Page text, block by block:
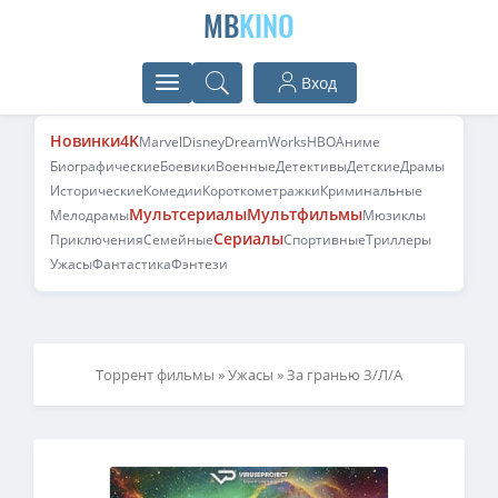
MBKINO
Вход
Новинки4KMarvelDisneyDreamWorksHBOАниме
БиографическиеБоевикиВоенныеДетективыДетскиеДрамы
ИсторическиеКомедииКороткометражкиКриминальные
МелодрамыМультсериалыМультфильмыМюзиклы
ПриключенияСемейныеСериалыСпортивныеТриллеры
УжасыФантастикаФэнтези
Торрент фильмы »Ужасы » За гранью З/Л/А